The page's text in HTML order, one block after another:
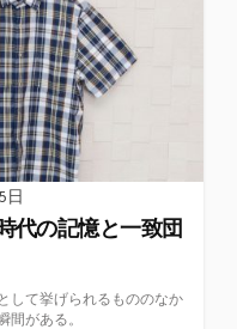
日
代の記憶と一致団
して挙げられるもののなか
がある。